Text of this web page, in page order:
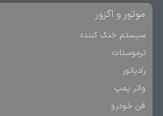
موتور و اگزور
سیستم خنک کننده
ترموستات
رادیاتور
واتر پمپ
فن خودرو